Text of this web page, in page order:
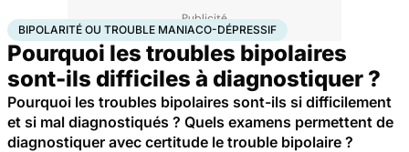
AccueilSantéBipolarité ou trouble maniaco-dépressif
BIPOLARITÉ OU TROUBLE MANIACO-DÉPRESSIF
Pourquoi les troubles bipolaires
sont-ils difficiles à diagnostiquer ?
Pourquoi les troubles bipolaires sont-ils si difficilement
et si mal diagnostiqués ? Quels examens permettent de
diagnostiquer avec certitude le trouble bipolaire ?